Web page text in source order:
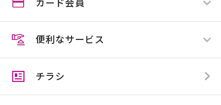
ログイン
新規登録
スマイルカード会員の方
スマイルカード会員でない方
アプリ会員とは
クーポン
スマイルカード
スマイルビジネスカード
カンセキカード
便利なサービス
スマイル便
住マイル応援隊
チラシ